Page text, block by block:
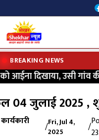
BREAKING NEWS
दिखाया, उसी गांव
04 जुलाई 2025 ,
/Fri, Jul 4,
2025
/